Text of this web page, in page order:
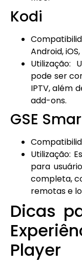
Kodi
Android,
Utilização:
pode ser
IPTV, além
add-ons.
GSE
Utilização:
para
completa,
remotas e
Dicas
Player